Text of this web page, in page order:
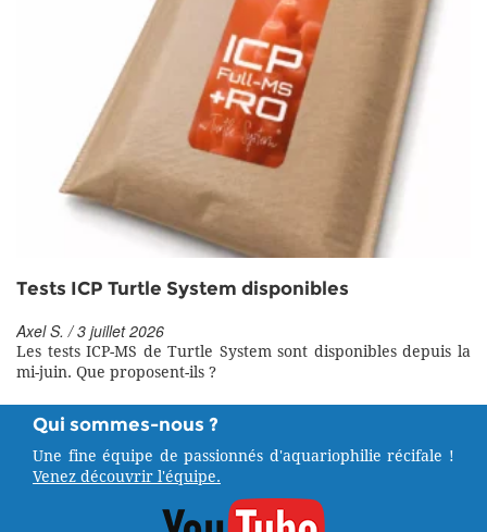
Tests ICP Turtle System disponibles
Axel S. / 3 juillet 2026
Les tests ICP-MS de Turtle System sont disponibles depuis la
mi-juin. Que proposent-ils ?
Qui sommes-nous ?
Une fine équipe de passionnés d'aquariophilie récifale !
Venez découvrir l'équipe.